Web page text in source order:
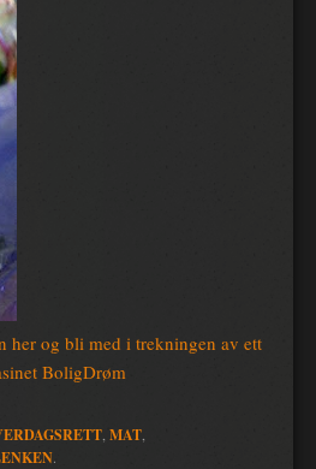
her og bli med i trekningen av ett
BoligDrøm
MAT
.